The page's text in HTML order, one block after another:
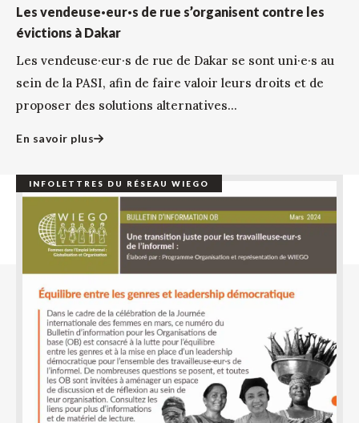
Les vendeuse·eur·s de rue s’organisent contre les
évictions à Dakar
Les vendeuse·eur·s de rue de Dakar se sont uni·e·s au
sein de la PASI, afin de faire valoir leurs droits et de
proposer des solutions alternatives...
En savoir plus
INFOLETTRES DU RÉSEAU WIEGO